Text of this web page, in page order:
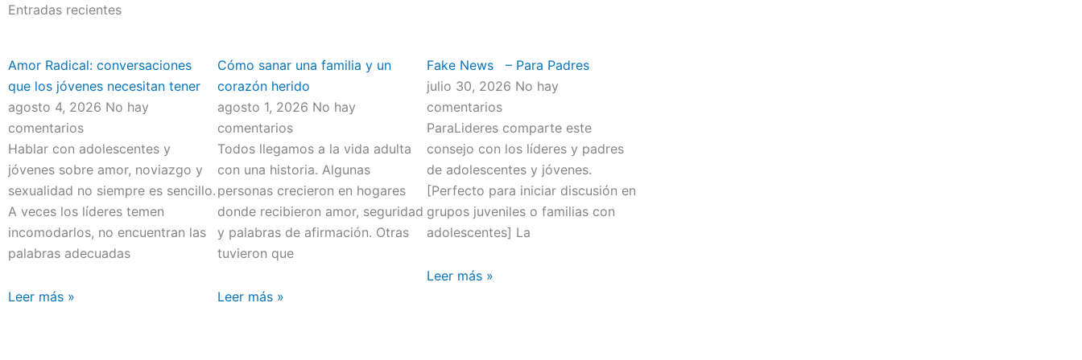
Entradas recientes
Amor Radical: conversaciones
que los jóvenes necesitan tener
agosto 4, 2026 No hay
comentarios
Hablar con adolescentes y
jóvenes sobre amor, noviazgo y
sexualidad no siempre es sencillo.
A veces los líderes temen
incomodarlos, no encuentran las
palabras adecuadas
Leer más »
Cómo sanar una familia y un
corazón herido
agosto 1, 2026 No hay
comentarios
Todos llegamos a la vida adulta
con una historia. Algunas
personas crecieron en hogares
donde recibieron amor, seguridad
y palabras de afirmación. Otras
tuvieron que
Leer más »
Fake News – Para Padres
julio 30, 2026 No hay
comentarios
ParaLideres comparte este
consejo con los líderes y padres
de adolescentes y jóvenes.
[Perfecto para iniciar discusión en
grupos juveniles o familias con
adolescentes] La
Leer más »